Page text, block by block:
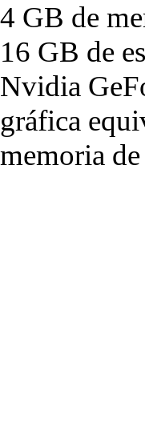
4 GB de
16 GB de
Nvidia
gráfica
memoria